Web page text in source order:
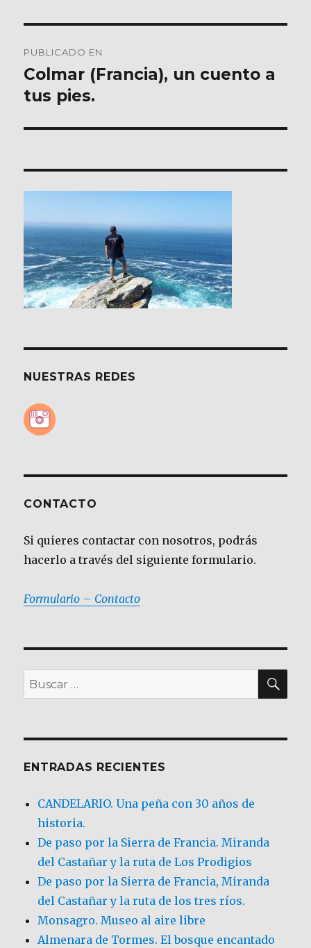
de
entradas
PUBLICADO EN
Colmar (Francia), un cuento a
tus pies.
NUESTRAS REDES
CONTACTO
Si quieres contactar con nosotros, podrás
hacerlo a través del siguiente formulario.
Formulario – Contacto
Buscar
por:
ENTRADAS RECIENTES
CANDELARIO. Una peña con 30 años de
historia.
De paso por la Sierra de Francia. Miranda
del Castañar y la ruta de Los Prodigios
De paso por la Sierra de Francia, Miranda
del Castañar y la ruta de los tres ríos.
Monsagro. Museo al aire libre
Almenara de Tormes. El bosque encantado